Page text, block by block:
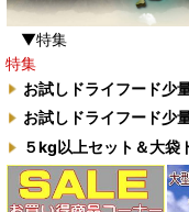
▼特集
特集
お試しドライフード少
お試しドライフード少
５kg以上セット＆大袋